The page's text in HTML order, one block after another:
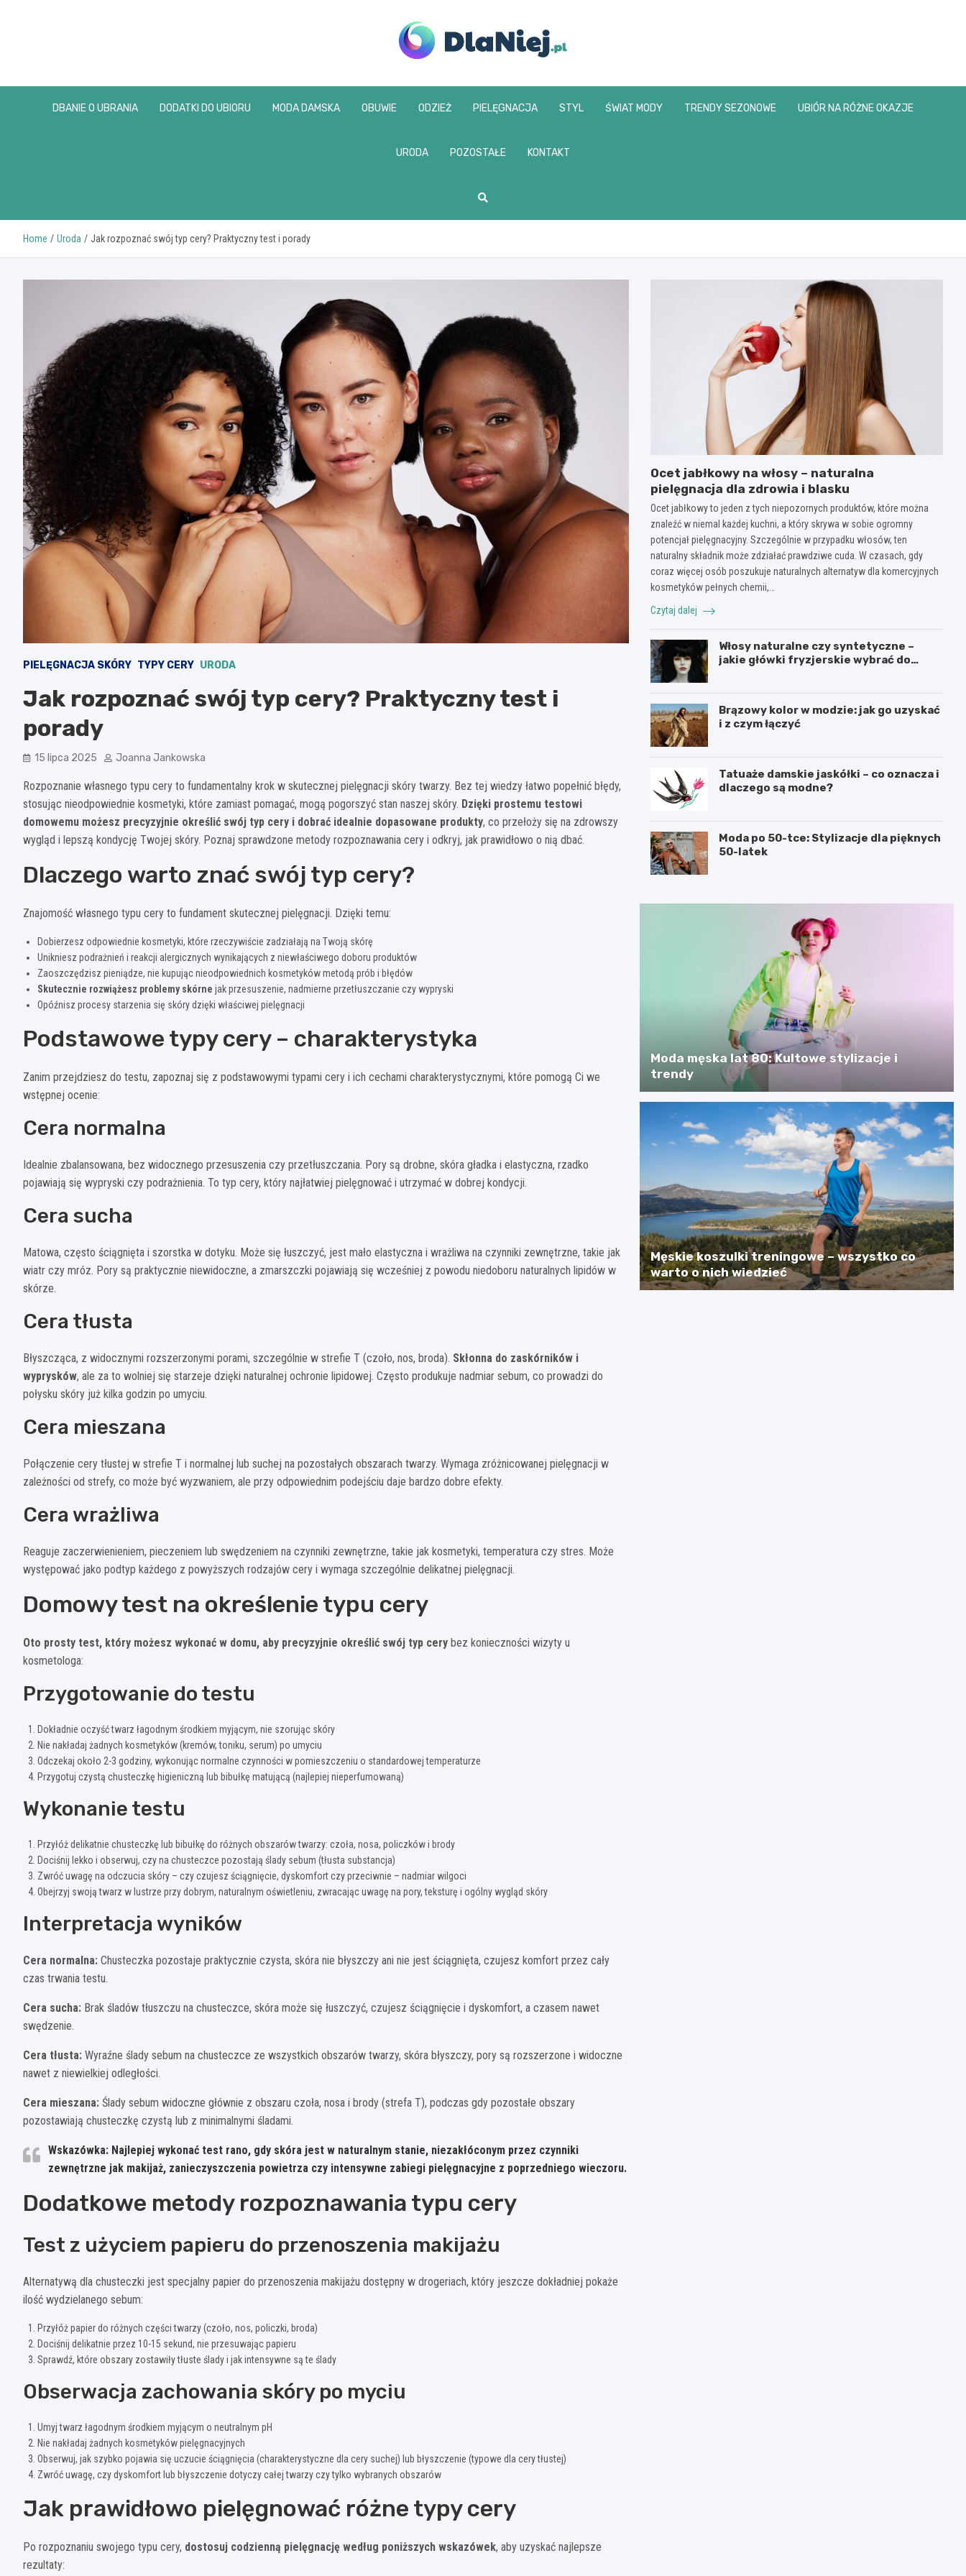
www.dlaniej.pl
DBANIE O UBRANIA DODATKI DO UBIORU MODA DAMSKA OBUWIE ODZIEŻ PIELĘGNACJA STYL ŚWIAT MODY TRENDY SEZONOWE UBIÓR NA RÓŻNE OKAZJE
URODA POZOSTAŁE KONTAKT
Home Uroda Jak rozpoznać swój typ cery? Praktyczny test i porady
PIELĘGNACJA SKÓRY TYPY CERY URODA
Jak rozpoznać swój typ cery? Praktyczny test i
porady
15 lipca 2025 Joanna Jankowska
Rozpoznanie własnego typu cery to fundamentalny krok w skutecznej pielęgnacji skóry twarzy. Bez tej wiedzy łatwo popełnić błędy,
stosując nieodpowiednie kosmetyki, które zamiast pomagać, mogą pogorszyć stan naszej skóry. Dzięki prostemu testowi
domowemu możesz precyzyjnie określić swój typ cery i dobrać idealnie dopasowane produkty, co przełoży się na zdrowszy
wygląd i lepszą kondycję Twojej skóry. Poznaj sprawdzone metody rozpoznawania cery i odkryj, jak prawidłowo o nią dbać.
Dlaczego warto znać swój typ cery?
Znajomość własnego typu cery to fundament skutecznej pielęgnacji. Dzięki temu:
Dobierzesz odpowiednie kosmetyki, które rzeczywiście zadziałają na Twoją skórę
Unikniesz podrażnień i reakcji alergicznych wynikających z niewłaściwego doboru produktów
Zaoszczędzisz pieniądze, nie kupując nieodpowiednich kosmetyków metodą prób i błędów
Skutecznie rozwiążesz problemy skórne jak przesuszenie, nadmierne przetłuszczanie czy wypryski
Opóźnisz procesy starzenia się skóry dzięki właściwej pielęgnacji
Podstawowe typy cery – charakterystyka
Zanim przejdziesz do testu, zapoznaj się z podstawowymi typami cery i ich cechami charakterystycznymi, które pomogą Ci we
wstępnej ocenie:
Cera normalna
Idealnie zbalansowana, bez widocznego przesuszenia czy przetłuszczania. Pory są drobne, skóra gładka i elastyczna, rzadko
pojawiają się wypryski czy podrażnienia. To typ cery, który najłatwiej pielęgnować i utrzymać w dobrej kondycji.
Cera sucha
Matowa, często ściągnięta i szorstka w dotyku. Może się łuszczyć, jest mało elastyczna i wrażliwa na czynniki zewnętrzne, takie jak
wiatr czy mróz. Pory są praktycznie niewidoczne, a zmarszczki pojawiają się wcześniej z powodu niedoboru naturalnych lipidów w
skórze.
Cera tłusta
Błyszcząca, z widocznymi rozszerzonymi porami, szczególnie w strefie T (czoło, nos, broda). Skłonna do zaskórników i
wyprysków, ale za to wolniej się starzeje dzięki naturalnej ochronie lipidowej. Często produkuje nadmiar sebum, co prowadzi do
połysku skóry już kilka godzin po umyciu.
Cera mieszana
Połączenie cery tłustej w strefie T i normalnej lub suchej na pozostałych obszarach twarzy. Wymaga zróżnicowanej pielęgnacji w
zależności od strefy, co może być wyzwaniem, ale przy odpowiednim podejściu daje bardzo dobre efekty.
Cera wrażliwa
Reaguje zaczerwienieniem, pieczeniem lub swędzeniem na czynniki zewnętrzne, takie jak kosmetyki, temperatura czy stres. Może
występować jako podtyp każdego z powyższych rodzajów cery i wymaga szczególnie delikatnej pielęgnacji.
Domowy test na określenie typu cery
Oto prosty test, który możesz wykonać w domu, aby precyzyjnie określić swój typ cery bez konieczności wizyty u
kosmetologa:
Przygotowanie do testu
Dokładnie oczyść twarz łagodnym środkiem myjącym, nie szorując skóry
Nie nakładaj żadnych kosmetyków (kremów, toniku, serum) po umyciu
Odczekaj około 2-3 godziny, wykonując normalne czynności w pomieszczeniu o standardowej temperaturze
Przygotuj czystą chusteczkę higieniczną lub bibułkę matującą (najlepiej nieperfumowaną)
Wykonanie testu
Przyłóż delikatnie chusteczkę lub bibułkę do różnych obszarów twarzy: czoła, nosa, policzków i brody
Dociśnij lekko i obserwuj, czy na chusteczce pozostają ślady sebum (tłusta substancja)
Zwróć uwagę na odczucia skóry – czy czujesz ściągnięcie, dyskomfort czy przeciwnie – nadmiar wilgoci
Obejrzyj swoją twarz w lustrze przy dobrym, naturalnym oświetleniu, zwracając uwagę na pory, teksturę i ogólny wygląd skóry
Interpretacja wyników
Cera normalna: Chusteczka pozostaje praktycznie czysta, skóra nie błyszczy ani nie jest ściągnięta, czujesz komfort przez cały
czas trwania testu.
Cera sucha: Brak śladów tłuszczu na chusteczce, skóra może się łuszczyć, czujesz ściągnięcie i dyskomfort, a czasem nawet
swędzenie.
Cera tłusta: Wyraźne ślady sebum na chusteczce ze wszystkich obszarów twarzy, skóra błyszczy, pory są rozszerzone i widoczne
nawet z niewielkiej odległości.
Cera mieszana: Ślady sebum widoczne głównie z obszaru czoła, nosa i brody (strefa T), podczas gdy pozostałe obszary
pozostawiają chusteczkę czystą lub z minimalnymi śladami.
Wskazówka: Najlepiej wykonać test rano, gdy skóra jest w naturalnym stanie, niezakłóconym przez czynniki
zewnętrzne jak makijaż, zanieczyszczenia powietrza czy intensywne zabiegi pielęgnacyjne z poprzedniego wieczoru.
Dodatkowe metody rozpoznawania typu cery
Test z użyciem papieru do przenoszenia makijażu
Alternatywą dla chusteczki jest specjalny papier do przenoszenia makijażu dostępny w drogeriach, który jeszcze dokładniej pokaże
ilość wydzielanego sebum:
Przyłóż papier do różnych części twarzy (czoło, nos, policzki, broda)
Dociśnij delikatnie przez 10-15 sekund, nie przesuwając papieru
Sprawdź, które obszary zostawiły tłuste ślady i jak intensywne są te ślady
Obserwacja zachowania skóry po myciu
Umyj twarz łagodnym środkiem myjącym o neutralnym pH
Nie nakładaj żadnych kosmetyków pielęgnacyjnych
Obserwuj, jak szybko pojawia się uczucie ściągnięcia (charakterystyczne dla cery suchej) lub błyszczenie (typowe dla cery tłustej)
Zwróć uwagę, czy dyskomfort lub błyszczenie dotyczy całej twarzy czy tylko wybranych obszarów
Jak prawidłowo pielęgnować różne typy cery
Po rozpoznaniu swojego typu cery, dostosuj codzienną pielęgnację według poniższych wskazówek, aby uzyskać najlepsze
rezultaty:
Ocet jabłkowy na włosy – naturalna
pielęgnacja dla zdrowia i blasku
Ocet jabłkowy to jeden z tych niepozornych produktów, które można
znaleźć w niemal każdej kuchni, a który skrywa w sobie ogromny
potencjał pielęgnacyjny. Szczególnie w przypadku włosów, ten
naturalny składnik może zdziałać prawdziwe cuda. W czasach, gdy
coraz więcej osób poszukuje naturalnych alternatyw dla komercyjnych
kosmetyków pełnych chemii,…
Czytaj dalej
Włosy naturalne czy syntetyczne –
jakie główki fryzjerskie wybrać do
Brązowy kolor w modzie: jak go uzyskać
i z czym łączyć
Tatuaże damskie jaskółki – co oznacza i
dlaczego są modne?
Moda po 50-tce: Stylizacje dla pięknych
50-latek
Moda męska lat 80: Kultowe stylizacje i
trendy
Męskie koszulki treningowe – wszystko co
warto o nich wiedzieć